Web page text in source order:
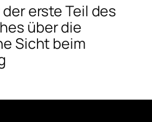
erste Teil des
über die
Sicht beim